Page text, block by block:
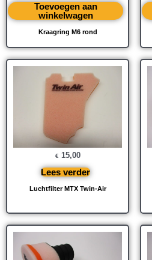
Kraagring M6 rond
Toevoegen aan
winkelwagen
Luchtfilter MTX Twin-Air
€ 15,00
Lees verder